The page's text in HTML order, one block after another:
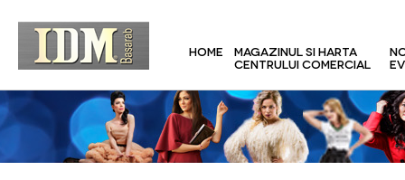
HOME
MAGAZINUL SI HARTA
CENTRULUI COMERCIAL